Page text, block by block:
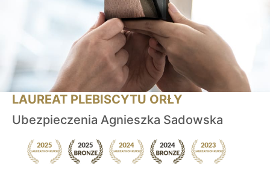
LAUREAT PLEBISCYTU ORŁY
Ubezpieczenia Agnieszka Sadowska